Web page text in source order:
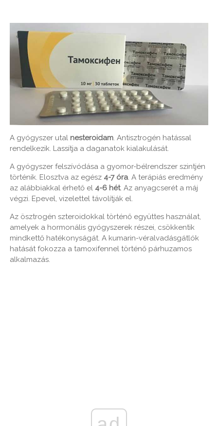
A gyógyszer utal nesteroidam. Antisztrogén hatással
rendelkezik. Lassítja a daganatok kialakulását.
A gyógyszer felszívódása a gyomor-bélrendszer szintjén
történik. Elosztva az egész 4-7 óra. A terápiás eredmény
az alábbiakkal érhető el 4-6 hét. Az anyagcserét a máj
végzi. Epevel, vizelettel távolítják el.
Az ösztrogén szteroidokkal történő együttes használat,
amelyek a hormonális gyógyszerek részei, csökkentik
mindkettő hatékonyságát. A kumarin-véralvadásgátlók
hatását fokozza a tamoxifennel történő párhuzamos
alkalmazás.